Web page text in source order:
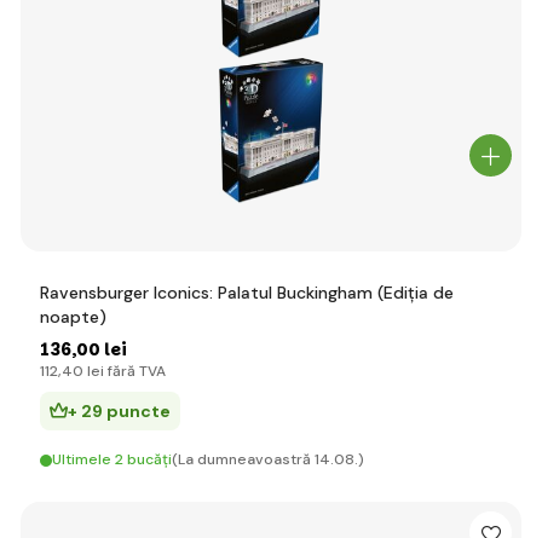
Ravensburger Iconics: Palatul Buckingham (Ediția de
noapte)
136,00 lei
112,40 lei fără TVA
+ 29 puncte
Ultimele 2 bucăți(La dumneavoastră 14.08.)